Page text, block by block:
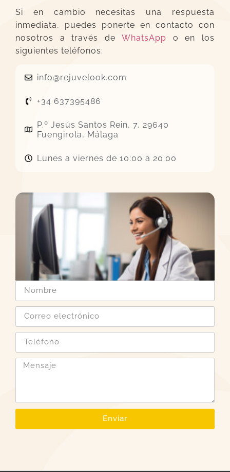
Si en cambio necesitas una respuesta
inmediata, puedes ponerte en contacto con
nosotros a través deWhatsApp o en los
siguientes teléfonos:
info@rejuvelook.com
+34 637395486
P.º Jesús Santos Rein, 7, 29640
Fuengirola, Málaga
Lunes a viernes de 10:00 a 20:00
Enviar